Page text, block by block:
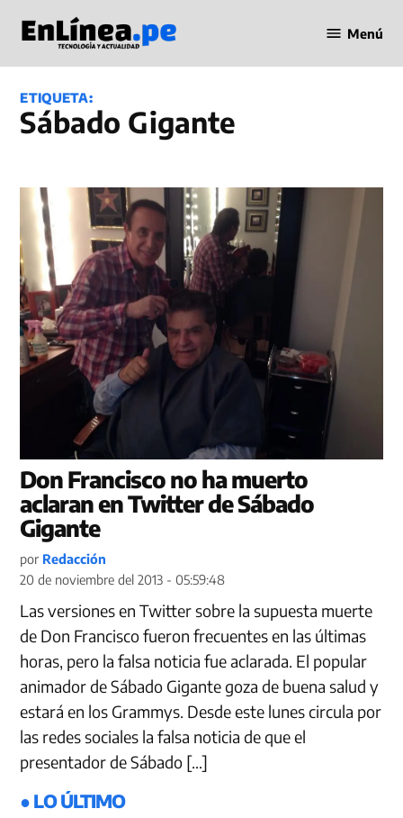
contenido
en Línea
Menú
ETIQUETA:
Sábado Gigante
Don Francisco no ha muerto
aclaran en Twitter de Sábado
Gigante
por Redacción
20 de noviembre del 2013 - 05:59:48
Las versiones en Twitter sobre la supuesta muerte
de Don Francisco fueron frecuentes en las últimas
horas, pero la falsa noticia fue aclarada. El popular
animador de Sábado Gigante goza de buena salud y
estará en los Grammys. Desde este lunes circula por
las redes sociales la falsa noticia de que el
presentador de Sábado […]
● LO ÚLTIMO